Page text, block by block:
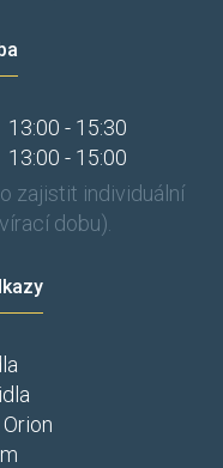
13:00 - 15:30
13:00 - 15:00
zajistit individuální
dobu).